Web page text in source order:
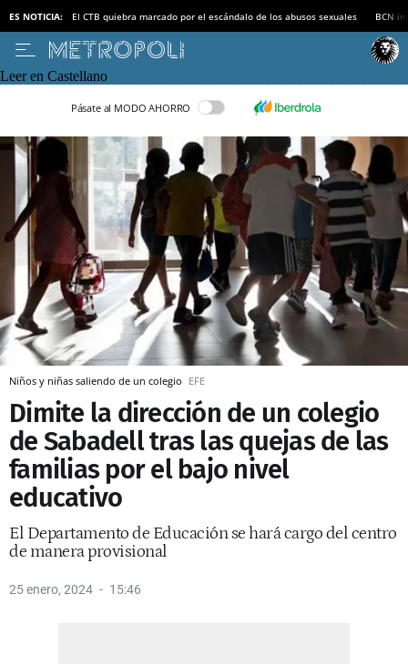
ES NOTICIA: El CTB quiebra marcado por el escándalo de los abusos sexuales BCN
Leer en Castellano
Pásate al MODO AHORRO
Niños y niñas saliendo de un colegio EFE
Dimite la dirección de un colegio
de Sabadell tras las quejas de las
familias por el bajo nivel
educativo
El Departamento de Educación se hará cargo del centro
de manera provisional
25 enero, 2024 15:46